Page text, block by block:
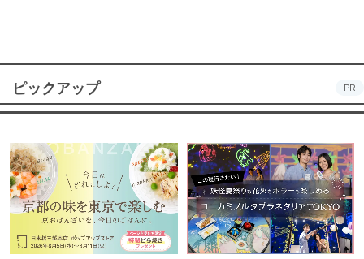
ピックアップ PR